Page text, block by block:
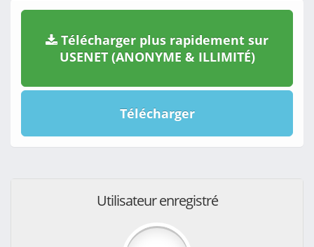
Télécharger plus rapidement sur
USENET (ANONYME & ILLIMITÉ)
Télécharger
Utilisateur enregistré